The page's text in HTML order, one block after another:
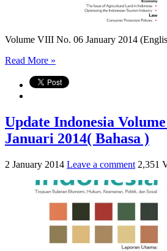
Volume VIII No. 06 January 2014
Read More »
Update Indonesia
Januari 2014( Bahasa )
2 January 2014 Leave a comment 2,351